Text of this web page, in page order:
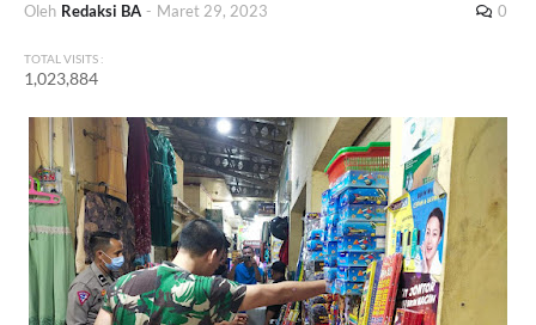
Oleh Redaksi BA - Maret 29, 2023 0
TOTAL VISITS :
1,023,884